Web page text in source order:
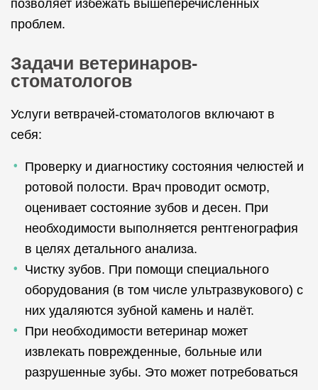
позволяет избежать вышеперечисленных
проблем.
Задачи ветеринаров-
стоматологов
Услуги ветврачей-стоматологов включают в
себя:
Проверку и диагностику состояния челюстей и
ротовой полости. Врач проводит осмотр,
оценивает состояние зубов и десен. При
необходимости выполняется рентгенография
в целях детального анализа.
Чистку зубов. При помощи специального
оборудования (в том числе ультразвукового) с
них удаляются зубной камень и налёт.
При необходимости ветеринар может
извлекать поврежденные, больные или
разрушенные зубы. Это может потребоваться